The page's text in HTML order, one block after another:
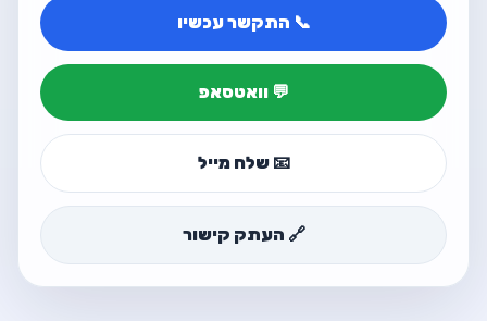
📞 התקשר עכשיו
💬 וואטסאפ
📧 שלח מייל
🔗 העתק קישור